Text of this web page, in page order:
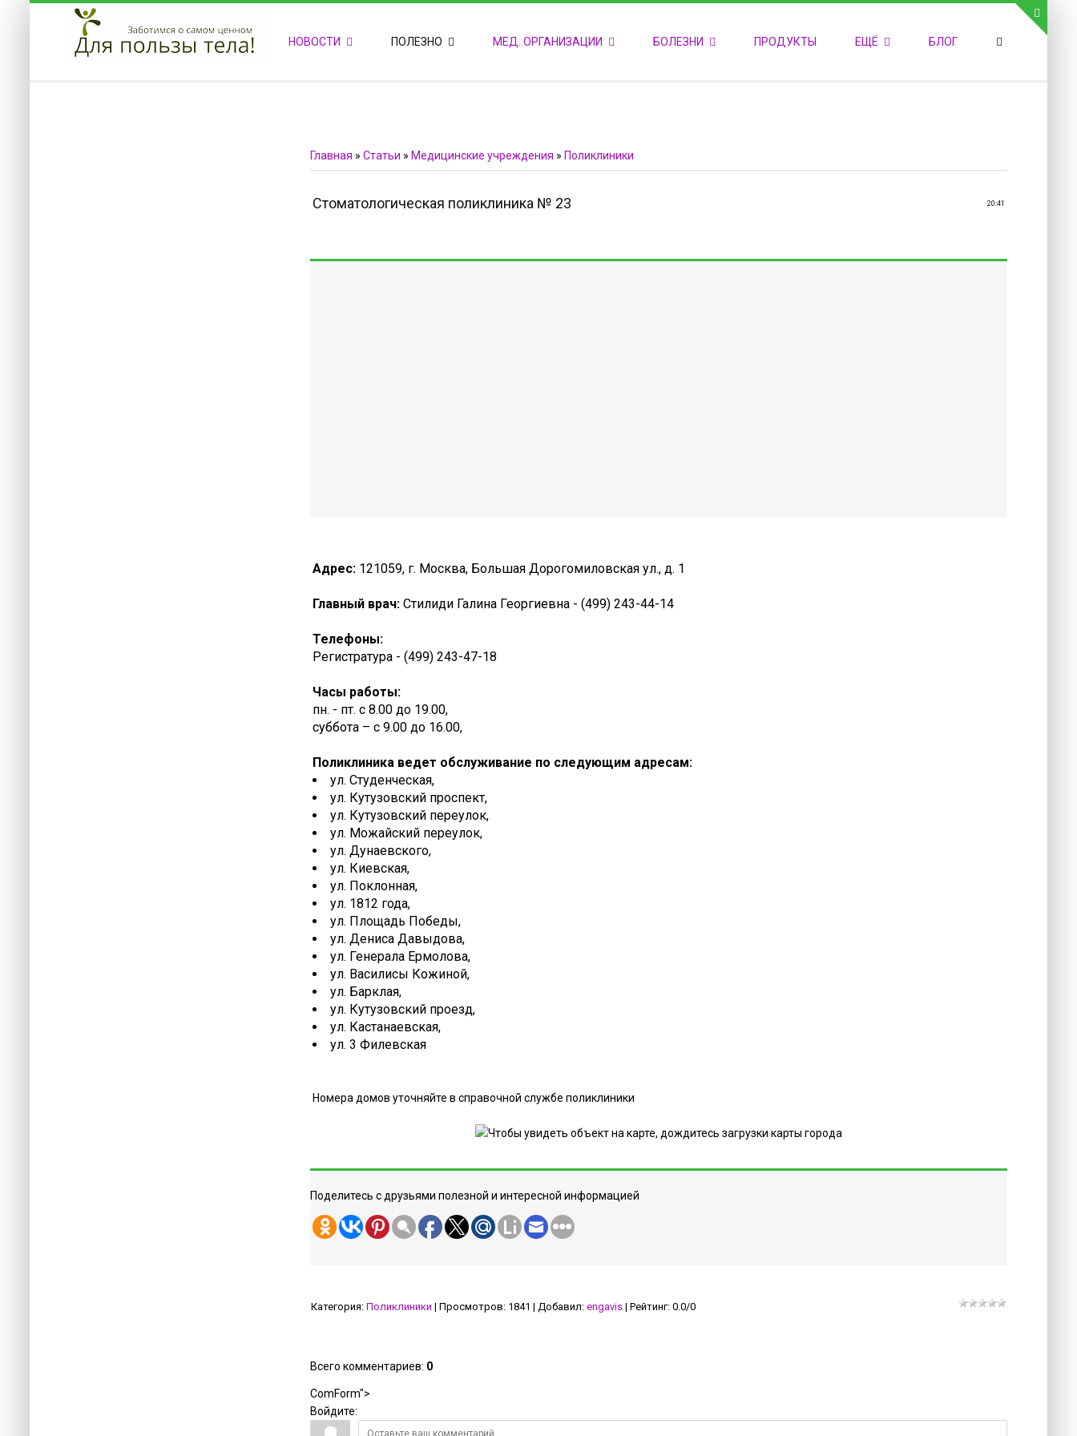
ПРИВЕТСТВУЕМ НА НАШЕМ САЙТЕ
Блок скоро обновится
ПОПУЛЯРНЫЕ НОВОСТИ СВЯЗЬ С АДМИНИСТРАЦИЕЙ САЙТА
Телефон:
НОВОСТИ ПОЛЕЗНО МЕД. ОРГАНИЗАЦИИ БОЛЕЗНИ ПРОДУКТЫ ЕЩЁ БЛОГ
Главная » Статьи » Медицинские учреждения » Поликлиники
20:41
Стоматологическая поликлиника № 23
Адрес: 121059, г. Москва, Большая Дорогомиловская ул., д. 1
Главный врач: Стилиди Галина Георгиевна - (499) 243-44-14
Телефоны:
Регистратура - (499) 243-47-18
Часы работы:
пн. - пт. с 8.00 до 19.00,
суббота – с 9.00 до 16.00,
Поликлиника ведет обслуживание по следующим адресам:
ул. Студенческая,
ул. Кутузовский проспект,
ул. Кутузовский переулок,
ул. Можайский переулок,
ул. Дунаевского,
ул. Киевская,
ул. Поклонная,
ул. 1812 года,
ул. Площадь Победы,
ул. Дениса Давыдова,
ул. Генерала Ермолова,
ул. Василисы Кожиной,
ул. Барклая,
ул. Кутузовский проезд,
ул. Кастанаевская,
ул. 3 Филевская
Номера домов уточняйте в справочной службе поликлиники
Поделитесь с друзьями полезной и интересной информацией
Категория: Поликлиники | Просмотров: 1841 | Добавил: engavis | Рейтинг: 0.0/0
Всего комментариев: 0
ComForm">
Войдите: